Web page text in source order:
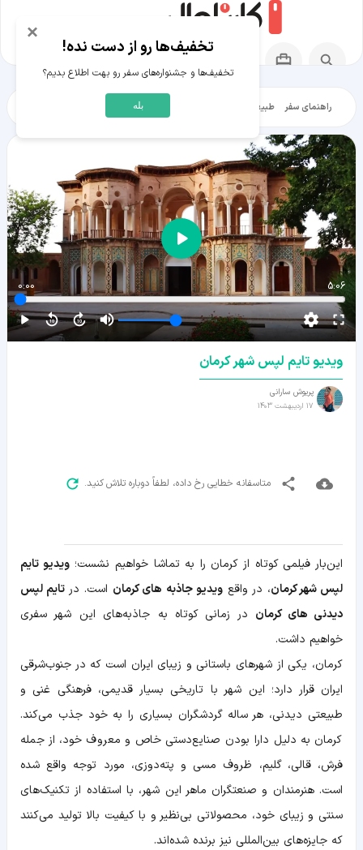
راهنمای سفر طبیعت‌گردی شهرگردی
5:06
0:00
ویدیو تایم لپس شهر کرمان
پریوش سارانی
17 اردیبهشت 1403
متاسفانه خطایی رخ داده، لطفاً دوباره تلاش کنید.
این‌بار فیلمی کوتاه از کرمان را به تماشا خواهیم نشست؛ویدیو تایم
لپس شهر کرمان، در واقعویدیو جاذبه های کرمان است. در تایم لپس
دیدنی های کرمان در زمانی کوتاه به جاذبه‌های این شهر سفری
خواهیم داشت.
کرمان، یکی از شهرهای باستانی و زیبای ایران است که در جنوب‌‌شرقی
ایران قرار دارد؛ این شهر با تاریخی بسیار قدیمی، فرهنگی غنی و
طبیعتی دیدنی، هر ساله گردشگران بسیاری را به خود جذب می‌کند.
کرمان به دلیل دارا بودن صنایع‌دستی خاص و معروف خود، از جمله
فرش، قالی، گلیم، ظروف مسی و پته‌دوزی، مورد توجه واقع شده
است. هنرمندان و صنعتگران ماهر این شهر، با استفاده از تکنیک‌های
سنتی و زیبای خود، محصولاتی بی‌نظیر و با کیفیت بالا تولید می‌کنند
که جایزه‌های بین‌المللی نیز برنده شده‌اند.
×
تخفیف‌ها رو از دست نده!
تخفیف‌ها و جشنواره‌های سفر رو بهت اطلاع بدیم؟
بله